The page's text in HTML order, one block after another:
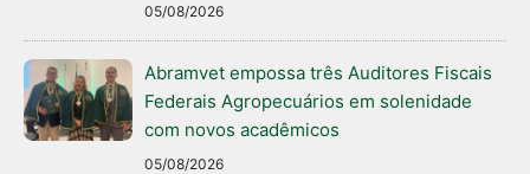
05/08/2026
Abramvet empossa três Auditores Fiscais
Federais Agropecuários em solenidade
com novos acadêmicos
05/08/2026